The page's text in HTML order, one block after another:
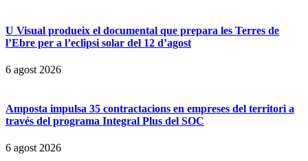
U Visual produeix el documental que prepara les Terres de
l’Ebre per a l’eclipsi solar del 12 d’agost
6 agost 2026
Amposta impulsa 35 contractacions en empreses del territori a
través del programa Integral Plus del SOC
6 agost 2026